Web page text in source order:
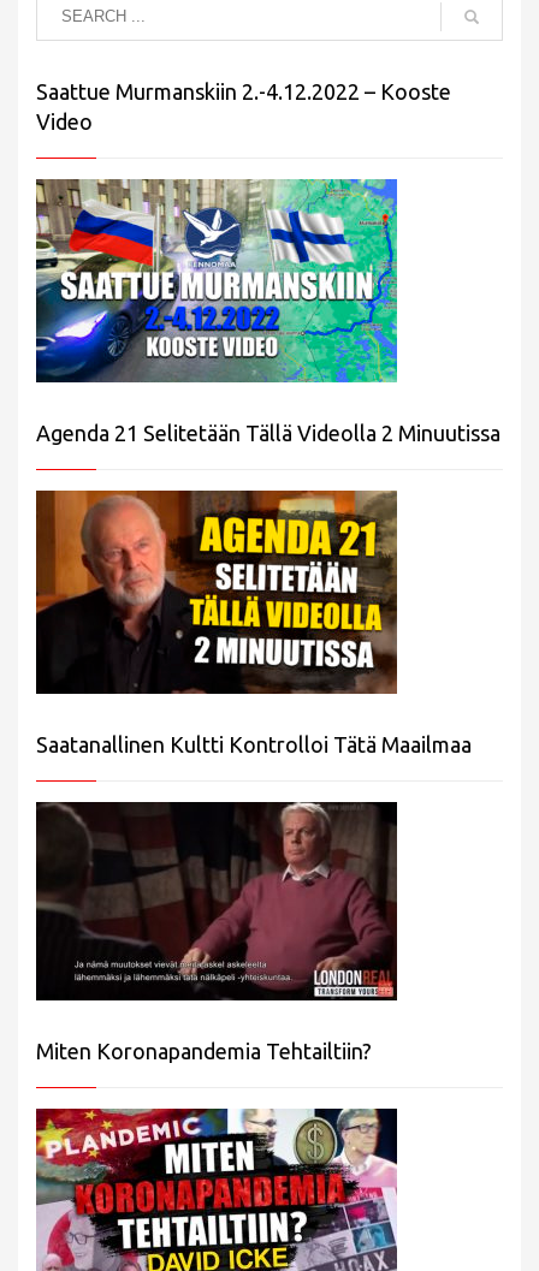
Saattue Murmanskiin 2.-4.12.2022 – Kooste
Video
Agenda 21 Selitetään Tällä Videolla 2 Minuutissa
Saatanallinen Kultti Kontrolloi Tätä Maailmaa
Miten Koronapandemia Tehtailtiin?